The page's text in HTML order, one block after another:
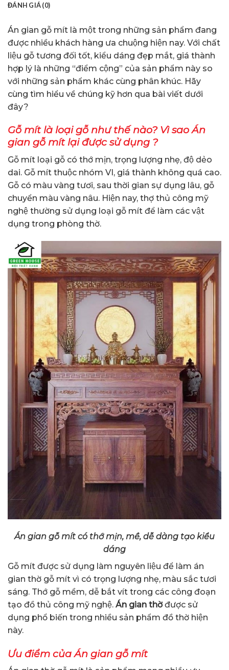
ĐÁNH GIÁ (0)
Án gian gỗ mít là một trong những sản phẩm đang
được nhiều khách hàng ưa chuộng hiện nay. Với chất
liệu gỗ tương đối tốt, kiểu dáng đẹp mắt, giá thành
hợp lý là những “điểm cộng” của sản phẩm này so
với những sản phẩm khác cùng phân khúc. Hãy
cùng tìm hiểu về chúng kỹ hơn qua bài viết dưới
đây?
Gỗ mít là loại gỗ như thế nào? Vì sao Án
gian gỗ mít lại được sử dụng ?
Gỗ mít loại gỗ có thớ mịn, trọng lượng nhẹ, độ dẻo
dai. Gỗ mít thuộc nhóm VI, giá thành không quá cao.
Gỗ có màu vàng tươi, sau thời gian sự dụng lâu, gỗ
chuyển màu vàng nâu. Hiện nay, thợ thủ công mỹ
nghệ thường sử dụng loại gỗ mít để làm các vật
dụng trong phòng thờ.
Án gian gỗ mít có thớ mịn, mề, dễ dàng tạo kiểu
dáng
Gỗ mít được sử dụng làm nguyên liệu để làm án
gian thờ gỗ mít vì có trọng lượng nhẹ, màu sắc tươi
sáng. Thớ gỗ mềm, dễ bắt vít trong các công đoạn
tạo đồ thủ công mỹ nghệ. Án gian thờ được sử
dụng phổ biến trong nhiều sản phẩm đồ thờ hiện
này.
Ưu điểm của Án gian gỗ mít